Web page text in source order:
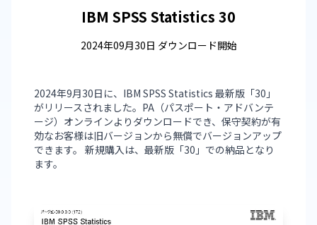
IBM SPSS Statistics 30
2024年09月30日 ダウンロード開始
2024年9月30日に、IBM SPSS Statistics 最新版「30」
がリリースされました。PA（パスポート・アドバンテ
ージ）オンラインよりダウンロードでき、保守契約が有
効なお客様は旧バージョンから無償でバージョンアップ
できます。 新規購入は、最新版「30」での納品となり
ます。